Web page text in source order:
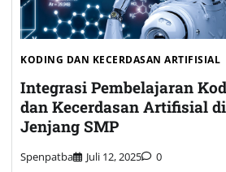
KODING DAN KECERDASAN ARTIFISIAL
Integrasi Pembelajaran
dan Kecerdasan Artifisial di
Jenjang SMP
Spenpatba Juli 12, 2025 0